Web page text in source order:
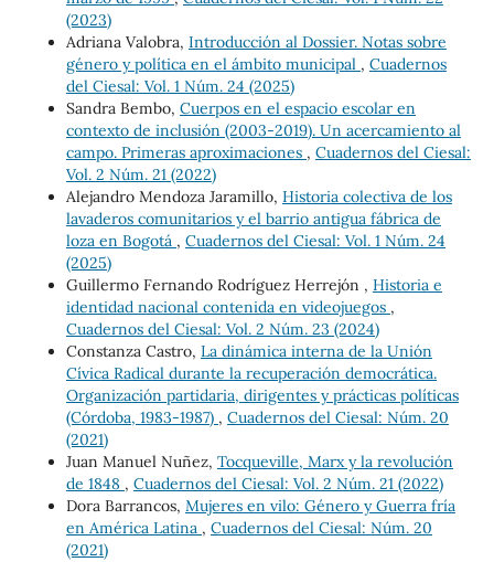
(2023)
Adriana Valobra, Introducción al Dossier. Notas sobre
género y política en el ámbito municipal , Cuadernos
del Ciesal: Vol. 1 Núm. 24 (2025)
Sandra Bembo, Cuerpos en el espacio escolar en
contexto de inclusión (2003-2019). Un acercamiento al
campo. Primeras aproximaciones , Cuadernos del Ciesal:
Vol. 2 Núm. 21 (2022)
Alejandro Mendoza Jaramillo, Historia colectiva de los
lavaderos comunitarios y el barrio antigua fábrica de
loza en Bogotá , Cuadernos del Ciesal: Vol. 1 Núm. 24
(2025)
Guillermo Fernando Rodríguez Herrejón , Historia e
identidad nacional contenida en videojuegos ,
Cuadernos del Ciesal: Vol. 2 Núm. 23 (2024)
Constanza Castro, La dinámica interna de la Unión
Cívica Radical durante la recuperación democrática.
Organización partidaria, dirigentes y prácticas políticas
(Córdoba, 1983-1987) , Cuadernos del Ciesal: Núm. 20
(2021)
Juan Manuel Nuñez, Tocqueville, Marx y la revolución
de 1848 , Cuadernos del Ciesal: Vol. 2 Núm. 21 (2022)
Dora Barrancos, Mujeres en vilo: Género y Guerra fría
en América Latina , Cuadernos del Ciesal: Núm. 20
(2021)